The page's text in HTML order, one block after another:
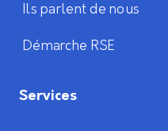
Ils parlent de nous
Démarche RSE
Services